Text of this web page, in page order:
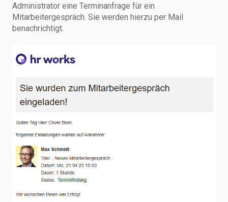
Administrator eine Terminanfrage für ein
Mitarbeitergespräch. Sie werden hierzu per Mail
benachrichtigt.